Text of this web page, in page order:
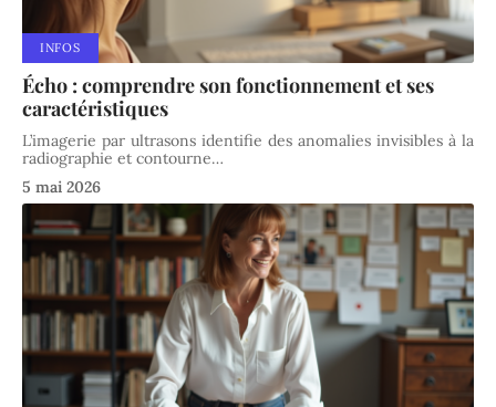
INFOS
Écho : comprendre son fonctionnement et ses
caractéristiques
L’imagerie par ultrasons identifie des anomalies invisibles à la
radiographie et contourne…
5 mai 2026